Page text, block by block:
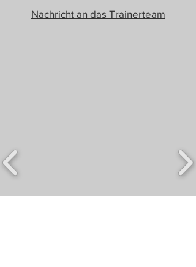
Nachricht an das Trainerteam